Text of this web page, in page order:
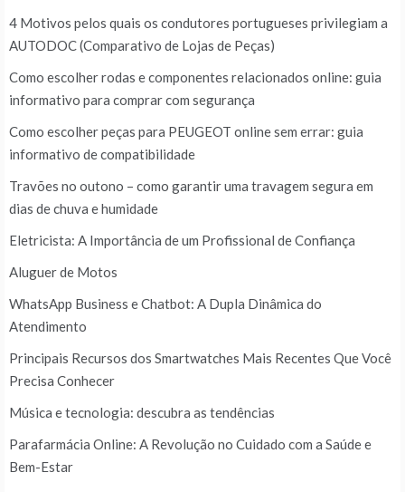
4 Motivos pelos quais os condutores portugueses privilegiam a
AUTODOC (Comparativo de Lojas de Peças)
Como escolher rodas e componentes relacionados online: guia
informativo para comprar com segurança
Como escolher peças para PEUGEOT online sem errar: guia
informativo de compatibilidade
Travões no outono – como garantir uma travagem segura em
dias de chuva e humidade
Eletricista: A Importância de um Profissional de Confiança
Aluguer de Motos
WhatsApp Business e Chatbot: A Dupla Dinâmica do
Atendimento
Principais Recursos dos Smartwatches Mais Recentes Que Você
Precisa Conhecer
Música e tecnologia: descubra as tendências
Parafarmácia Online: A Revolução no Cuidado com a Saúde e
Bem-Estar